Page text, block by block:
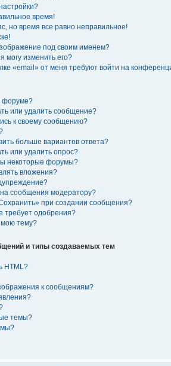
время!
но время все равно неправильное!
под своим именем?
могу изменить его?
«email» от меня требуют войти на
форуме?
или удалить сообщение?
к своему сообщению?
больше вариантов ответа?
или удалить опрос?
некоторые форумы?
вложения?
сообщения модератору?
при создании сообщения?
требует одобрения?
мою тему?
и типы создаваемых тем
HTML?
к сообщениям?
темы?